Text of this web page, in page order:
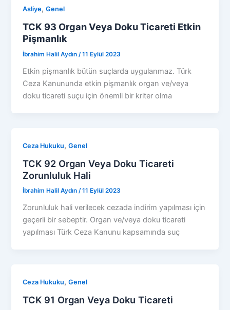
Asliye,Genel
TCK 93 Organ Veya Doku Ticareti Etkin
Pişmanlık
İbrahim Halil Aydın/11 Eylül 2023
Etkin pişmanlık bütün suçlarda uygulanmaz. Türk
Ceza Kanununda etkin pişmanlık organ ve/veya
doku ticareti suçu için önemli bir kriter olma
Ceza Hukuku,Genel
TCK 92 Organ Veya Doku Ticareti
Zorunluluk Hali
İbrahim Halil Aydın/11 Eylül 2023
Zorunluluk hali verilecek cezada indirim yapılması için
geçerli bir sebeptir. Organ ve/veya doku ticareti
yapılması Türk Ceza Kanunu kapsamında suç
Ceza Hukuku,Genel
TCK 91 Organ Veya Doku Ticareti